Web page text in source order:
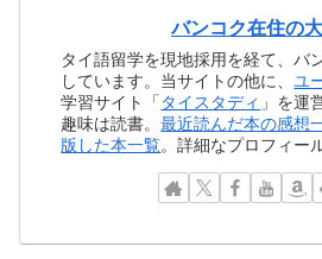
バンコク在住の
タイ語留学を現地採用を経て、バ
しています。当サイトの他に、 ユ
学習サイト「タイスタディ 」を運
趣味は読書。最近読んだ本の感想
版した本一覧。詳細なプロフィー